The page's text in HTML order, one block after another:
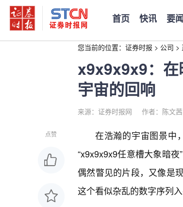
首页 快讯 要
您当前的位置： 证券时报 > 公司 >
x9x9x9x9：在
宇宙的回响
来源：证券时报网 作者：陈文茜
点赞
在浩瀚的宇宙图景中
“x9x9x9x9任意槽大象暗
偶然瞥见的片段，又像是
这个看似杂乱的数字序列入